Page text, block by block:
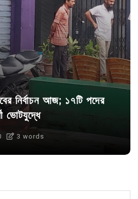
নির্বাচন আজ; ১৭টি পদের
ভোটযুদ্ধে
3 words